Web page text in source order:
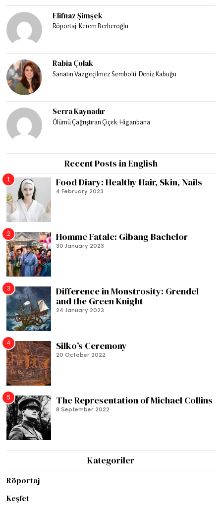
Elifnaz Şimşek
Röportaj: Kerem Berberoğlu
Rabia Çolak
Sanatın Vazgeçilmez Sembolü: Deniz Kabuğu
Serra Kaynadır
Ölümü Çağrıştıran Çiçek: Higanbana
Recent Posts in English
1 Food Diary: Healthy Hair, Skin, Nails
4 February 2023
2 Homme Fatale: Gibang Bachelor
30 January 2023
3
Difference in Monstrosity: Grendel
and the Green Knight
24 January 2023
4 Silko’s Ceremony
20 October 2022
5 The Representation of Michael Collins
8 September 2022
Kategoriler
Röportaj
Keşfet